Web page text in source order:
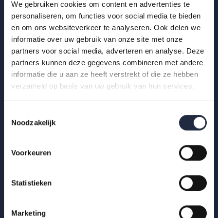
We gebruiken cookies om content en advertenties te
personaliseren, om functies voor social media te bieden
en om ons websiteverkeer te analyseren. Ook delen we
informatie over uw gebruik van onze site met onze
partners voor social media, adverteren en analyse. Deze
partners kunnen deze gegevens combineren met andere
informatie die u aan ze heeft verstrekt of die ze hebben
verzameld op basis van uw gebruik van hun services.
Noodzakelijk
Voorkeuren
Statistieken
Marketing
29 okt 2025
Infographic: zzp’ers in de
gehandicaptenzorg
Hoe ervaren zzp’ers het werken in de gehandicaptenzorg?
Bekijk de infographic met kerncijfers 2025.